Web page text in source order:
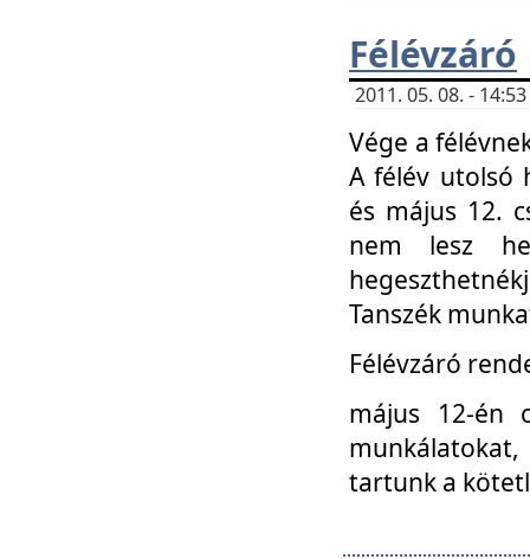
Félévzáró
2011. 05. 08. -
Vége a
A félév utolsó
és május 12.
nem lesz
Tanszék
Félévzáró
május 12-én
tartunk a